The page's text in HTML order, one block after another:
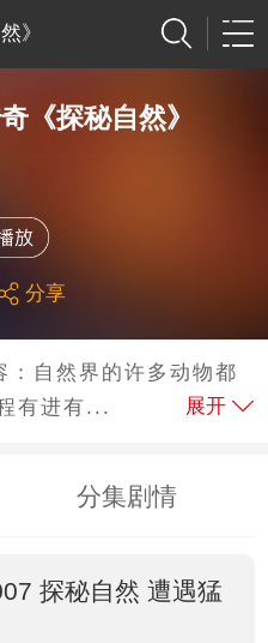
》
《探秘自然》
分享
：自然界的许多动物都
有进有...
展开
分集剧情
探秘自然 遭遇猛